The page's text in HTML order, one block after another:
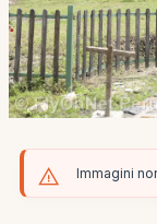
Immagini